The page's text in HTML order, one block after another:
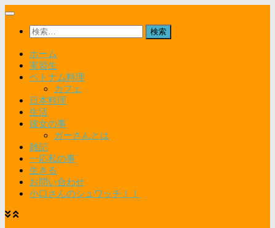
コ
検
索:
ホーム
実習生
ベトナム料理
カフェ
日本料理
生活
彼女の事
ガーさんとは
雑記
一応私の事
生きる
お問い合わせ
小口さんのシュワッチ！！